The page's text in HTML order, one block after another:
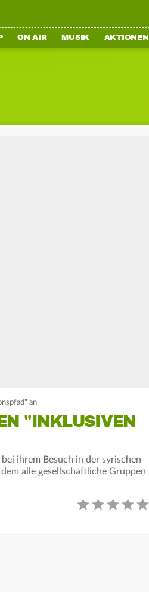
ON AIR MUSIK AKTIONEN
an
"INKLUSIVEN
ihrem Besuch in der syrischen
alle gesellschaftliche Gruppen